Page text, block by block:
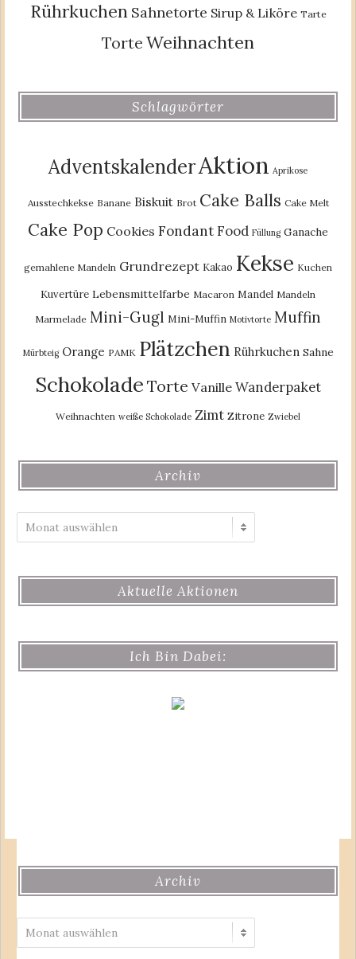
Rührkuchen Sahnetorte Sirup & Liköre Tarte
Torte Weihnachten
Schlagwörter
AdventskalenderAktion Aprikose
Ausstechkekse Banane Biskuit Brot Cake Balls Cake Melt
Cake Pop Cookies Fondant Food Füllung Ganache
gemahlene Mandeln Grundrezept Kakao Kekse Kuchen
Kuvertüre Lebensmittelfarbe Macaron Mandel Mandeln
Marmelade Mini-Gugl Mini-Muffin Motivtorte Muffin
Mürbteig Orange PAMK Plätzchen Rührkuchen Sahne
Schokolade Torte Vanille Wanderpaket
Weihnachten weiße Schokolade Zimt Zitrone Zwiebel
Archiv
Aktuelle Aktionen
Ich Bin Dabei:
Archiv